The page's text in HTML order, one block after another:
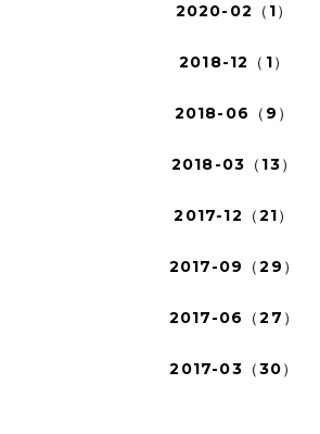
2020-02（1）
2018-12（1）
2018-06（9）
2018-03（13）
2017-12（21）
2017-09（29）
2017-06（27）
2017-03（30）